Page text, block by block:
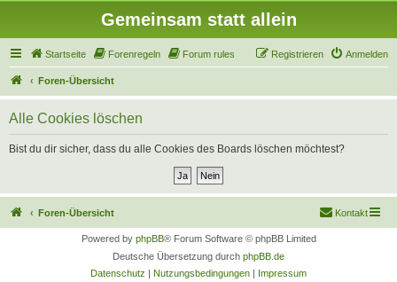
Gemeinsam statt allein
Startseite Forenregeln Forum rules Anmelden
Registrieren
Foren-Übersicht
Alle Cookies löschen
Bist du dir sicher, dass du alle Cookies des Boards löschen möchtest?
Foren-Übersicht Kontakt
Powered by phpBB® Forum Software © phpBB Limited
Deutsche Übersetzung durch phpBB.de
Datenschutz | Nutzungsbedingungen | Impressum